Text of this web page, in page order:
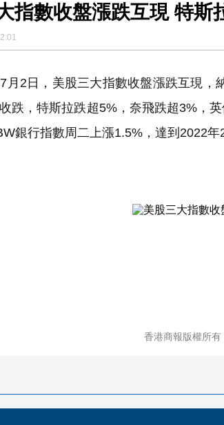
指數收盤漲跌互現 特斯
2日，美股三大指數收盤漲跌互現，
跌，特斯拉跌超5%，奈飛跌超3%，
銀行指數周二上漲1.5%，達到2022年
香港商報版權所有